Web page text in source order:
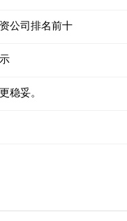
公司排名前十
稳妥。